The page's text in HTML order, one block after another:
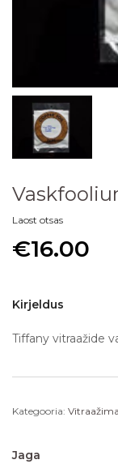
Laost otsas
€16.00
Kirjeldus
Tiffany vitraažide
Kategooria:
Jaga